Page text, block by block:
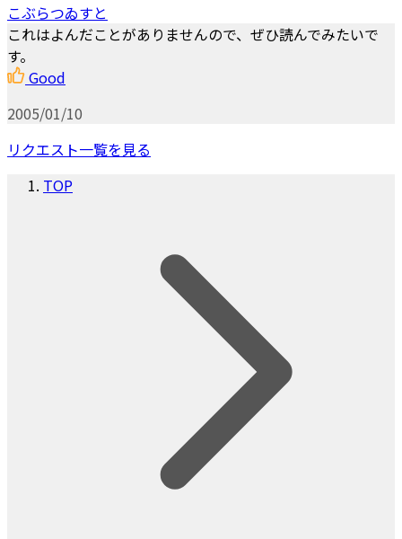
こぶらつゐすと
これはよんだことがありませんので、ぜひ読んでみたいで
す。
Good
2005/01/10
リクエスト一覧を見る
TOP